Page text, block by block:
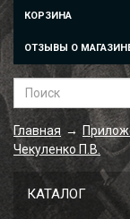
КОРЗИНА
ОТЗЫВЫ О
Главная →
Чекуленко П.В.
КАТАЛОГ